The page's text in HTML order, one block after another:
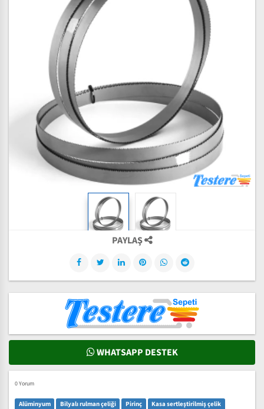
PAYLAŞ
WHATSAPP DESTEK
0 Yorum
Alüminyum Bilyalı rulman çeliği Pirinç
Kasa sertleştirilmiş çelik